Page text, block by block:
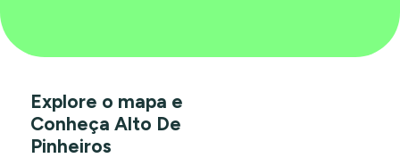
Explore o mapa e
Conheça Alto De
Pinheiros